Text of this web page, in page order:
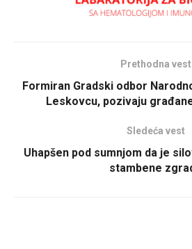
Prethodna vest
Formiran Gradski odbor
Leskovcu, pozivaju
Sledeća vest
Uhapšen pod sumnjom da je
stambene